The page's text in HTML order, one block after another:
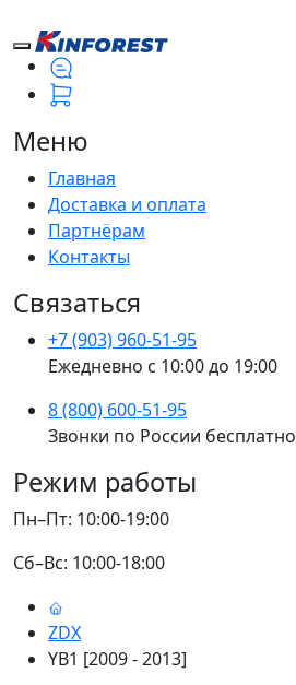
Меню
Главная
Доставка и оплата
Партнёрам
Контакты
Связаться
+7 (903) 960-51-95
Ежедневно с 10:00 до 19:00
8 (800) 600-51-95
Звонки по России бесплатно
Режим работы
Пн–Пт: 10:00-19:00
Сб–Вс: 10:00-18:00
ZDX
YB1 [2009 - 2013]